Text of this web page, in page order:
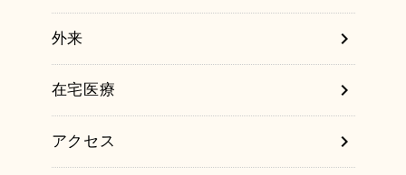
chevron_right
外来
chevron_right
在宅医療
chevron_right
アクセス